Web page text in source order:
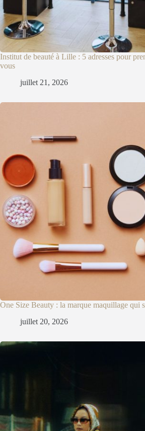
Institut de beauté à Lille : 5 adresses pour
vous
juillet 21, 2026
One Size Beauty : la marque maquillage qui
juillet 20, 2026